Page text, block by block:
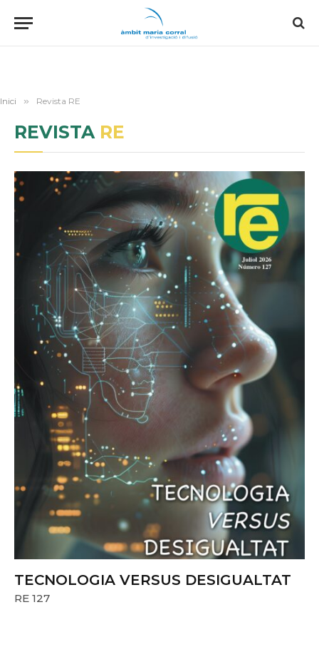
Inici » Revista RE
REVISTA RE
TECNOLOGIA VERSUS DESIGUALTAT
RE 127